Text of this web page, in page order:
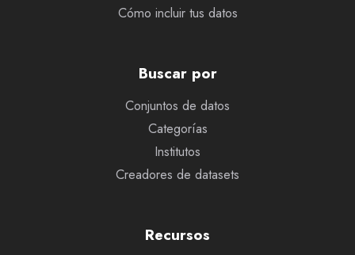
Cómo incluir tus datos
Buscar por
Conjuntos de datos
Categorías
Institutos
Creadores de datasets
Recursos